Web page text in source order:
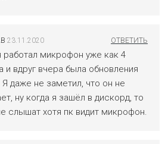
23.11.2020
работал микрофон уже как 4
и вдруг вчера была обновления
Я даже не заметил, что он не
ну когда я зашёл в дискорд, то
слышат хотя пк видит микрофон.